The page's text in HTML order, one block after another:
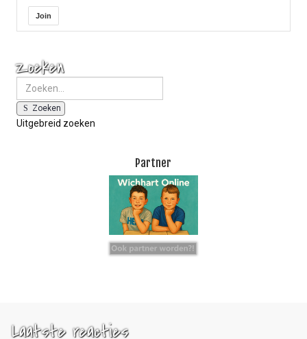
Join
Zoeken
Zoeken
Uitgebreid zoeken
Partner
Laatste reacties